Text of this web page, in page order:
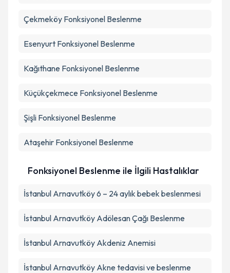
Çekmeköy Fonksiyonel Beslenme
Esenyurt Fonksiyonel Beslenme
Kağıthane Fonksiyonel Beslenme
Küçükçekmece Fonksiyonel Beslenme
Şişli Fonksiyonel Beslenme
Ataşehir Fonksiyonel Beslenme
Fonksiyonel Beslenme ile İlgili Hastalıklar
İstanbul Arnavutköy 6 – 24 aylık bebek beslenmesi
İstanbul Arnavutköy Adölesan Çağı Beslenme
İstanbul Arnavutköy Akdeniz Anemisi
İstanbul Arnavutköy Akne tedavisi ve beslenme